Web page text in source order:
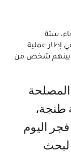
ستة
في إطار عملية
بينهم شخص من
طنجة،
اليوم
البحث